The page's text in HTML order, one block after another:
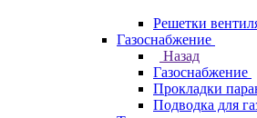
Решетки
Газоснабжение
Назад
Газоснабжение
Прокладки
Подводка для